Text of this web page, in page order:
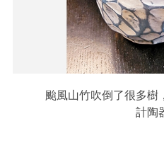
颱風山竹吹倒了很多樹
計陶